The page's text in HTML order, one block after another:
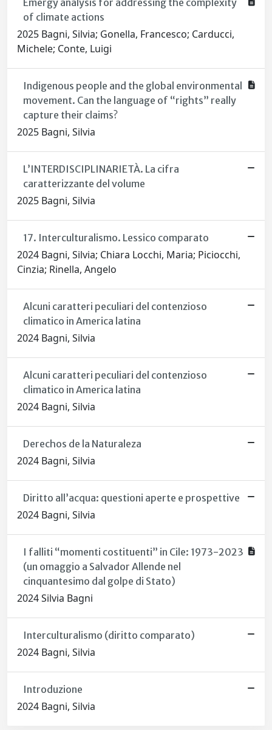
Emergy analysis for addressing the complexity
of climate actions
2025 Bagni, Silvia; Gonella, Francesco; Carducci,
Michele; Conte, Luigi
Indigenous people and the global environmental
movement. Can the language of “rights” really
capture their claims?
2025 Bagni, Silvia
L’INTERDISCIPLINARIETÀ. La cifra
caratterizzante del volume
2025 Bagni, Silvia
17. Interculturalismo. Lessico comparato
2024 Bagni, Silvia; Chiara Locchi, Maria; Piciocchi,
Cinzia; Rinella, Angelo
Alcuni caratteri peculiari del contenzioso
climatico in America latina
2024 Bagni, Silvia
Alcuni caratteri peculiari del contenzioso
climatico in America latina
2024 Bagni, Silvia
Derechos de la Naturaleza
2024 Bagni, Silvia
Diritto all’acqua: questioni aperte e prospettive
2024 Bagni, Silvia
I falliti “momenti costituenti” in Cile: 1973-2023
(un omaggio a Salvador Allende nel
cinquantesimo dal golpe di Stato)
2024 Silvia Bagni
Interculturalismo (diritto comparato)
2024 Bagni, Silvia
Introduzione
2024 Bagni, Silvia